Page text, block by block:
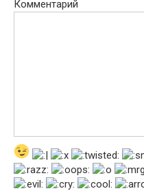
Комментарий